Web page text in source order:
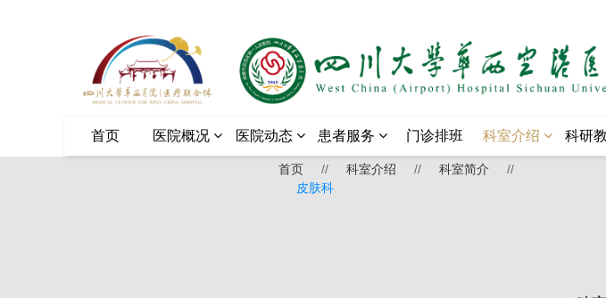
首页 医院概况 医院动态 患者服务 门诊排班 科室介绍 科研
首页 // 科室介绍 // 科室简介
//
皮肤科